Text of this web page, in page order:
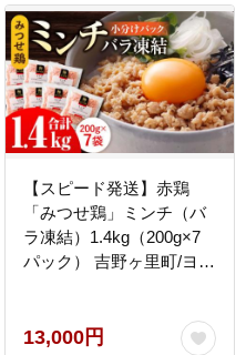
【スピード発送】赤鶏
「みつせ鶏」ミンチ（バ
ラ凍結）1.4kg（200g×7
パック） 吉野ヶ里町/ヨコ
13,000円